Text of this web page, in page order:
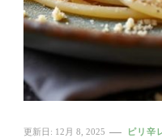
更新日: 12月 8, 2025 ピリ辛